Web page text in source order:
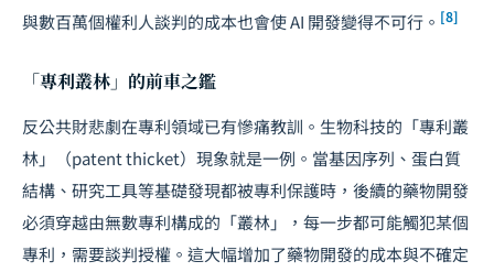
與數百萬個權利人談判的成本也會使 AI 開發變得不可行。 [8]
「專利叢林」的前車之鑑
反公共財悲劇在專利領域已有慘痛教訓。生物科技的「專利叢
林」（patent thicket）現象就是一例。當基因序列、蛋白質
結構、研究工具等基礎發現都被專利保護時，後續的藥物開發
必須穿越由無數專利構成的「叢林」，每一步都可能觸犯某個
專利，需要談判授權。這大幅增加了藥物開發的成本與不確定